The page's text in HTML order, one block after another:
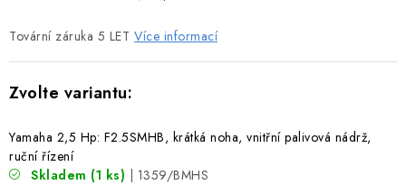
VODNÍ SKŮTRY
PŘÍSLUŠENSTVÍ K ČLUNŮM
Tovární záruka 5 LET Více informací
Yamaha 2,5 Hp: F2.5SMHB, krátká noha, vnitřní palivová nádrž,
ruční řízení
Skladem (1 ks) | 1359/BMHS